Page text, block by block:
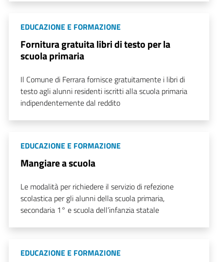
EDUCAZIONE E FORMAZIONE
Fornitura gratuita libri di testo per la
scuola primaria
Il Comune di Ferrara fornisce gratuitamente i libri di
testo agli alunni residenti iscritti alla scuola primaria
indipendentemente dal reddito
EDUCAZIONE E FORMAZIONE
Mangiare a scuola
Le modalità per richiedere il servizio di refezione
scolastica per gli alunni della scuola primaria,
secondaria 1° e scuola dell’infanzia statale
EDUCAZIONE E FORMAZIONE